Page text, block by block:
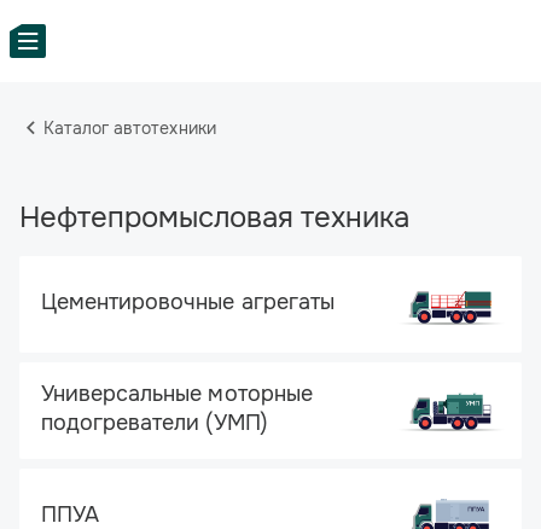
Каталог автотехники
Нефтепромысловая техника
Цементировочные агрегаты
Универсальные моторные
подогреватели (УМП)
ППУА